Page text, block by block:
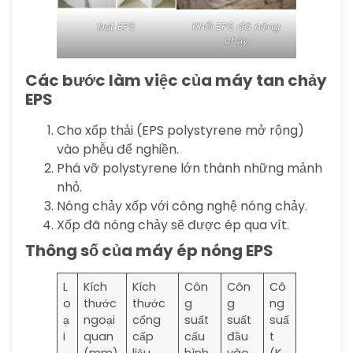
bọt EPS
Khối EPS đã nóng
chảy
Các bước làm việc của máy tan chảy
EPS
Cho xốp thải (EPS polystyrene mở rộng)
vào phễu để nghiền.
Phá vỡ polystyrene lớn thành những mảnh
nhỏ.
Nóng chảy xốp với công nghệ nóng chảy.
Xốp đã nóng chảy sẽ được ép qua vít.
Thông số của máy ép nóng EPS
L
o
ạ
i
Kích
thước
ngoại
quan
Kích
thước
cổng
cấp
Côn
g
suất
cấu
Côn
g
suất
đầu
Cô
ng
suấ
t